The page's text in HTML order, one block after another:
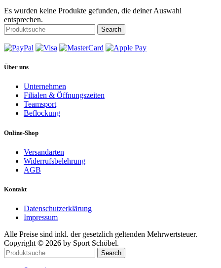
Es wurden keine Produkte gefunden, die deiner Auswahl
entsprechen.
Search
Über uns
Unternehmen
Filialen & Öffnungszeiten
Teamsport
Beflockung
Online-Shop
Versandarten
Widerrufsbelehrung
AGB
Kontakt
Datenschutzerklärung
Impressum
Alle Preise sind inkl. der gesetzlich geltenden Mehrwertsteuer.
Copyright © 2026 by Sport Schöbel.
Search